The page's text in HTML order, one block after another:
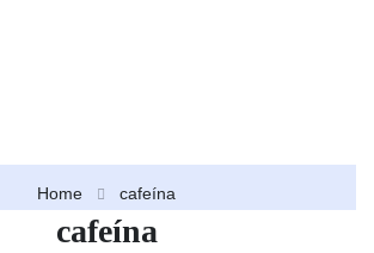
Home cafeína
cafeína